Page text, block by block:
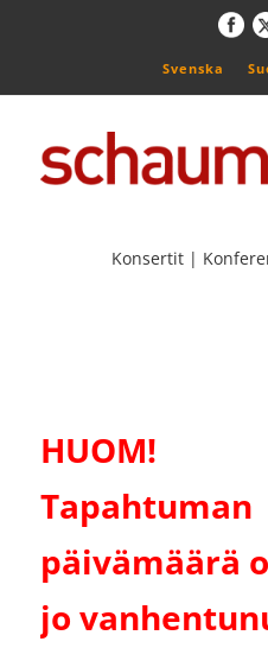
Svenska
Konsertit |
HUOM!
Tapahtuman
päivämäärä
jo